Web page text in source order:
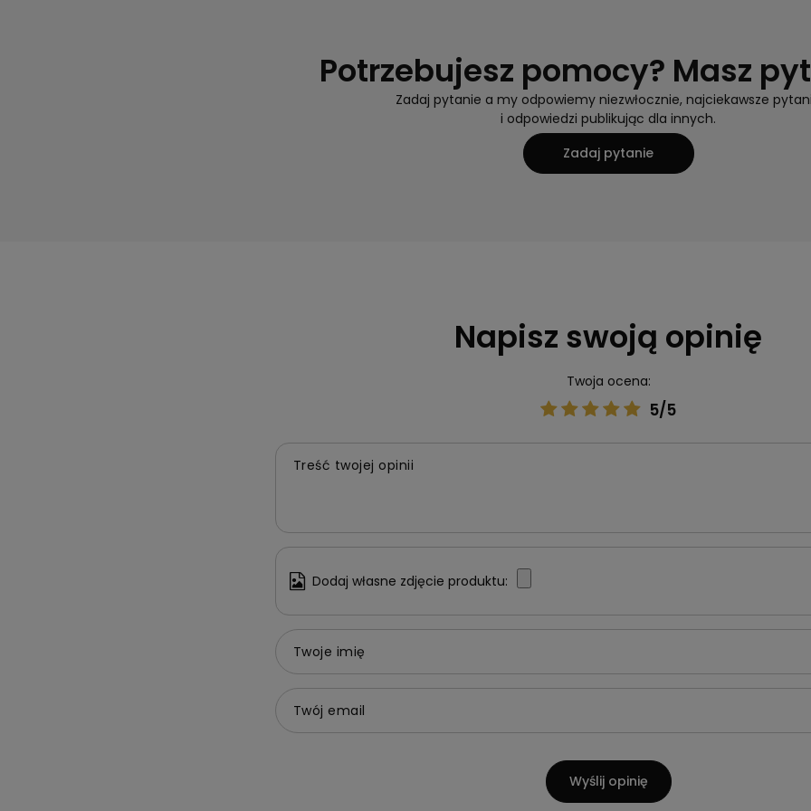
Potrzebujesz pomocy? Masz
Zadaj pytanie a my odpowiemy niezwłocznie, najciekawsze
i odpowiedzi publikując dla innych.
Zadaj pytanie
Napisz swoją opinię
Twoja ocena:
5/5
Treść twojej opinii
Dodaj własne zdjęcie produktu:
Twoje imię
Twój email
Wyślij opinię